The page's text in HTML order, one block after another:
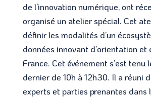
de l’innovation numérique, ont
organisé un atelier spécial. Cet
définir les modalités d’un
données innovant d’orientation et
France. Cet événement s’est tenu
dernier de 10h à 12h30. Il a réuni
experts et parties prenantes dans